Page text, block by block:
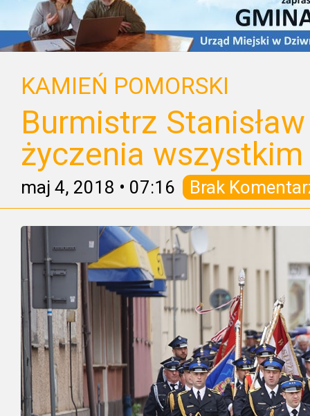
KAMIEŃ POMORSKI
Burmistrz Stanisław
życzenia
maj 4, 2018 • 07:16 Brak